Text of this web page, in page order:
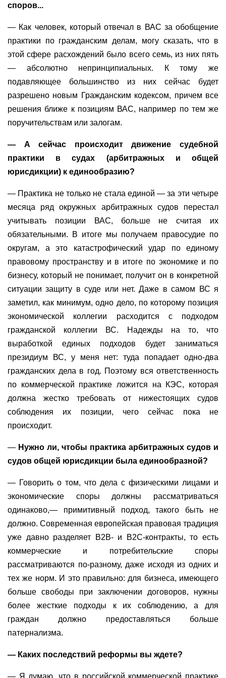
споров...
— Как человек, который отвечал в ВАС за обобщение
практики по гражданским делам, могу сказать, что в
этой сфере расхождений было всего семь, из них пять
— абсолютно непринципиальных. К тому же
подавляющее большинство из них сейчас будет
разрешено новым Гражданским кодексом, причем все
решения ближе к позициям ВАС, например по тем же
поручительствам или залогам.
— А сейчас происходит движение судебной
практики в судах (арбитражных и общей
юрисдикции) к единообразию?
— Практика не только не стала единой — за эти четыре
месяца ряд окружных арбитражных судов перестал
учитывать позиции ВАС, больше не считая их
обязательными. В итоге мы получаем правосудие по
округам, а это катастрофический удар по единому
правовому пространству и в итоге по экономике и по
бизнесу, который не понимает, получит он в конкретной
ситуации защиту в суде или нет. Даже в самом ВС я
заметил, как минимум, одно дело, по которому позиция
экономической коллегии расходится с подходом
гражданской коллегии ВС. Надежды на то, что
выработкой единых подходов будет заниматься
президиум ВС, у меня нет: туда попадает одно-два
гражданских дела в год. Поэтому вся ответственность
по коммерческой практике ложится на КЭС, которая
должна жестко требовать от нижестоящих судов
соблюдения их позиции, чего сейчас пока не
происходит.
— Нужно ли, чтобы практика арбитражных судов и
судов общей юрисдикции была единообразной?
— Говорить о том, что дела с физическими лицами и
экономические споры должны рассматриваться
одинаково,— примитивный подход, такого быть не
должно. Современная европейская правовая традиция
уже давно разделяет B2B- и B2C-контракты, то есть
коммерческие и потребительские споры
рассматриваются по-разному, даже исходя из одних и
тех же норм. И это правильно: для бизнеса, имеющего
больше свободы при заключении договоров, нужны
более жесткие подходы к их соблюдению, а для
граждан должно предоставляться больше
патернализма.
— Каких последствий реформы вы ждете?
— Я думаю, что в российской коммерческой практике